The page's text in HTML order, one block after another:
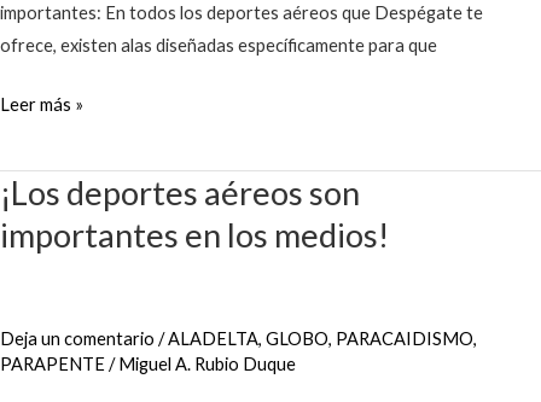
importantes: En todos los deportes aéreos que Despégate te
ofrece, existen alas diseñadas específicamente para que
Leer más »
¡Los deportes aéreos son
importantes en los medios!
Deja un comentario /ALADELTA, GLOBO, PARACAIDISMO,
PARAPENTE/Miguel A. Rubio Duque
¡Los
deportes
aéreos
en